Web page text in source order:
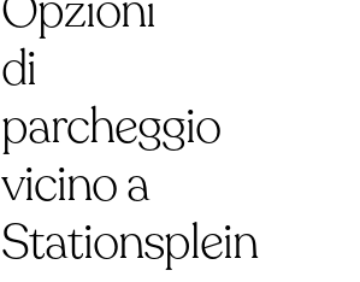
di
parcheggio
vicino a
Stationsplein